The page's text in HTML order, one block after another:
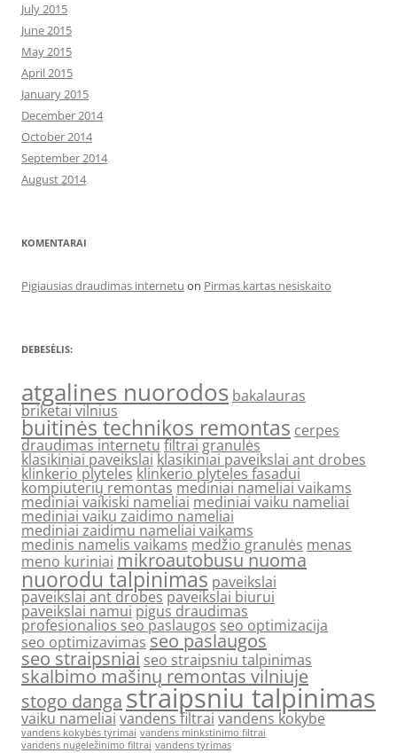
July 2015
June 2015
May 2015
April 2015
January 2015
December 2014
October 2014
September 2014
August 2014
KOMENTARAI
Pigiausias draudimas internetu on Pirmas kartas nesiskaito
DEBESĖLIS:
atgalines nuorodos bakalauras
briketai vilnius
buitinės technikos remontas cerpes
draudimas internetufiltraigranulės
klasikiniai paveikslai klasikiniai paveikslai ant drobes
klinkerio plyteles klinkerio plyteles fasadui
kompiuterių remontas mediniai nameliai vaikams
mediniai vaikiski nameliai mediniai vaiku nameliai
mediniai vaiku zaidimo nameliai
mediniai zaidimu nameliai vaikams
medinis namelis vaikams medžio granulės menas
meno kuriniai mikroautobusu nuoma
nuorodu talpinimas paveikslai
paveikslai ant drobespaveikslai biurui
paveikslai namui pigus draudimas
profesionalios seo paslaugos seo optimizacija
seo optimizavimas seo paslaugos
seo straipsniai seo straipsniu talpinimas
skalbimo mašinų remontas vilniuje
stogo danga straipsniu talpinimas
vaiku nameliai vandens filtrai vandens kokybe
vandens kokybės tyrimai vandens minkstinimo filtrai
vandens nugeležinimo filtrai vandens tyrimas